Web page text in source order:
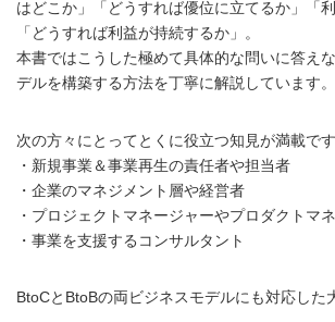
はどこか」「どうすれば優位に立てるか」「
「どうすれば利益が持続するか」。
本書ではこうした極めて具体的な問いに答え
デルを構築する方法を丁寧に解説しています。
次の方々にとってとくに役立つ知見が満載です
・新規事業＆事業再生の責任者や担当者
・企業のマネジメント層や経営者
・プロジェクトマネージャーやプロダクトマ
・事業を支援するコンサルタント
BtoCとBtoBの両ビジネスモデルにも対応した